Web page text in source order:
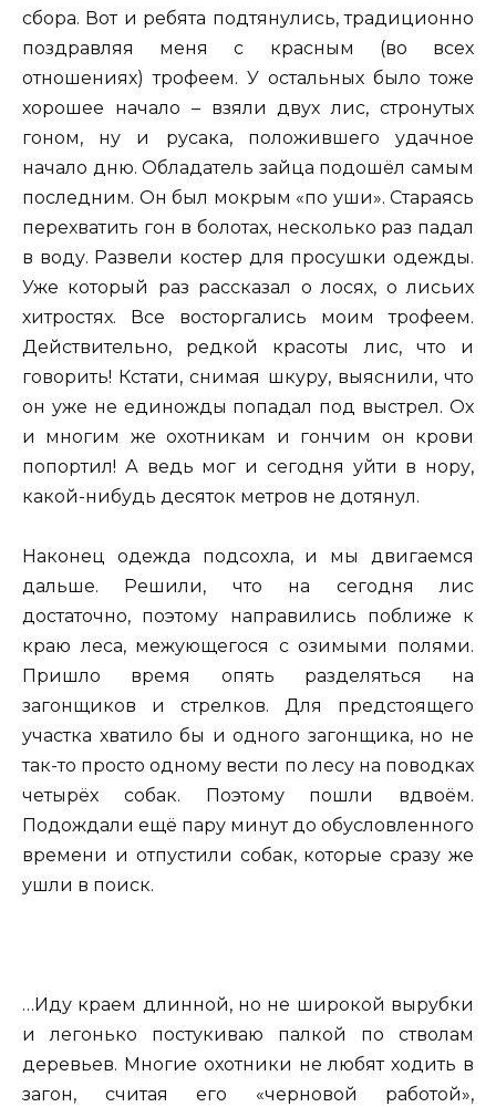
сбора. Вот и ребята подтянулись, традиционно
поздравляя меня с красным (во всех
отношениях) трофеем. У остальных было тоже
хорошее начало – взяли двух лис, стронутых
гоном, ну и русака, положившего удачное
начало дню. Обладатель зайца подошёл самым
последним. Он был мокрым «по уши». Стараясь
перехватить гон в болотах, несколько раз падал
в воду. Развели костер для просушки одежды.
Уже который раз рассказал о лосях, о лисьих
хитростях. Все восторгались моим трофеем.
Действительно, редкой красоты лис, что и
говорить! Кстати, снимая шкуру, выяснили, что
он уже не единожды попадал под выстрел. Ох
и многим же охотникам и гончим он крови
попортил! А ведь мог и сегодня уйти в нору,
какой-нибудь десяток метров не дотянул.
Наконец одежда подсохла, и мы двигаемся
дальше. Решили, что на сегодня лис
достаточно, поэтому направились поближе к
краю леса, межующегося с озимыми полями.
Пришло время опять разделяться на
загонщиков и стрелков. Для предстоящего
участка хватило бы и одного загонщика, но не
так-то просто одному вести по лесу на поводках
четырёх собак. Поэтому пошли вдвоём.
Подождали ещё пару минут до обусловленного
времени и отпустили собак, которые сразу же
ушли в поиск.
…Иду краем длинной, но не широкой вырубки
и легонько постукиваю палкой по стволам
деревьев. Многие охотники не любят ходить в
загон, считая его «черновой работой»,